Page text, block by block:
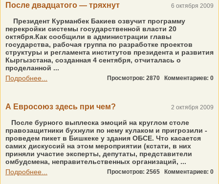
После двадцатого — тряхнут 6 октября 2009
Президент Курманбек Бакиев озвучит программу
перекройки системы государственной власти 20
октября.Как сообщили в администрации главы
государства, рабочая группа по разработке проектов
структуры и регламента институтов президента и развития
Кыргызстана, созданная 4 сентября, отчиталась о
проделанной ...
Подробнее...
Просмотров: 2870 Комментариев: 0
А Евросоюз здесь при чем? 2 октября 2009
После бурного выплеска эмоций на круглом столе
правозащитники бухнули по нему кулаком и пригрозили -
проведем пикет в Бишкеке у здания ОБСЕ. Что касается
самих дискуссий на этом мероприятии (кстати, в них
приняли участие эксперты, депутаты, представители
омбудсмена, неправительственных организаций, ...
Подробнее...
Просмотров: 2565 Комментариев: 0